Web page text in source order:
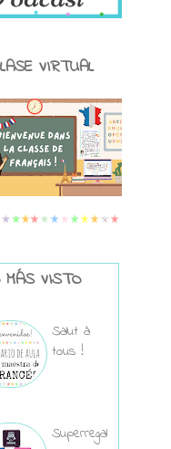
VIRTUAL
MÁS VISTO
Salut à
tous !
Superregal